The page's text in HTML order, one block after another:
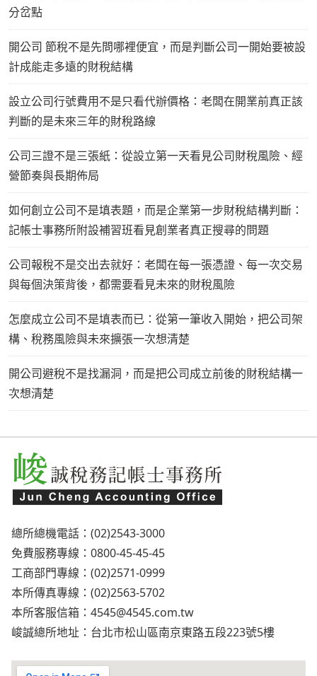
分岔點
開公司 節稅不是先問哪裡便宜，而是判斷公司一開始要被設
計成能走多遠的財稅結構
設立公司行號費用不是只看代辦價格：老闆在開業前真正該
判斷的是未來三年的財稅路線
公司三證不是三張紙：從設立第一天看見公司財稅風險、經
營節奏與長期佈局
如何創立公司不是填表題，而是企業第一步財稅結構判斷：
記帳士事務所附設補習班看見創業者真正搜尋的問題
公司報稅不是交出去就好：老闆在每一張憑證、每一次交易
與每個決策背後，都需要看見未來的財稅風險
怎麼成立公司不是填表而已：從第一筆收入開始，把公司架
構、稅務風險與未來擴張一次想清楚
開公司避稅不是找漏洞，而是把公司成立前後的財稅結構一
次想清楚
總所總機電話：(02)2543-3000
免費服務專線：0800-45-45-45
工商部門專線：(02)2571-0999
本所傳真專線：(02)2563-5702
本所客服信箱： 4545@4545.com.tw
峻誠總所地址：台北市松山區南京東路五段223號5樓